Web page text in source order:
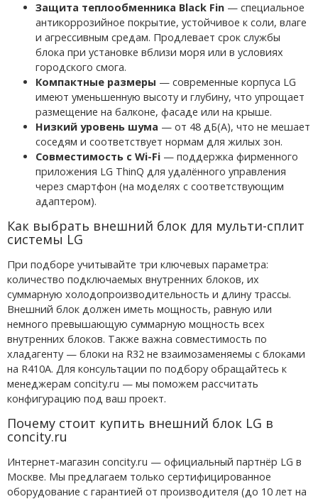
Защита теплообменника Black Fin — специальное
антикоррозийное покрытие, устойчивое к соли, влаге
и агрессивным средам. Продлевает срок службы
блока при установке вблизи моря или в условиях
городского смога.
Компактные размеры — современные корпуса LG
имеют уменьшенную высоту и глубину, что упрощает
размещение на балконе, фасаде или на крыше.
Низкий уровень шума — от 48 дБ(A), что не мешает
соседям и соответствует нормам для жилых зон.
Совместимость с Wi-Fi — поддержка фирменного
приложения LG ThinQ для удалённого управления
через смартфон (на моделях с соответствующим
адаптером).
Как выбрать внешний блок для мульти-сплит
системы LG
При подборе учитывайте три ключевых параметра:
количество подключаемых внутренних блоков, их
суммарную холодопроизводительность и длину трассы.
Внешний блок должен иметь мощность, равную или
немного превышающую суммарную мощность всех
внутренних блоков. Также важна совместимость по
хладагенту — блоки на R32 не взаимозаменяемы с блоками
на R410A. Для консультации по подбору обращайтесь к
менеджерам concity.ru — мы поможем рассчитать
конфигурацию под ваш проект.
Почему стоит купить внешний блок LG в
concity.ru
Интернет-магазин concity.ru — официальный партнёр LG в
Москве. Мы предлагаем только сертифицированное
оборудование с гарантией от производителя (до 10 лет на